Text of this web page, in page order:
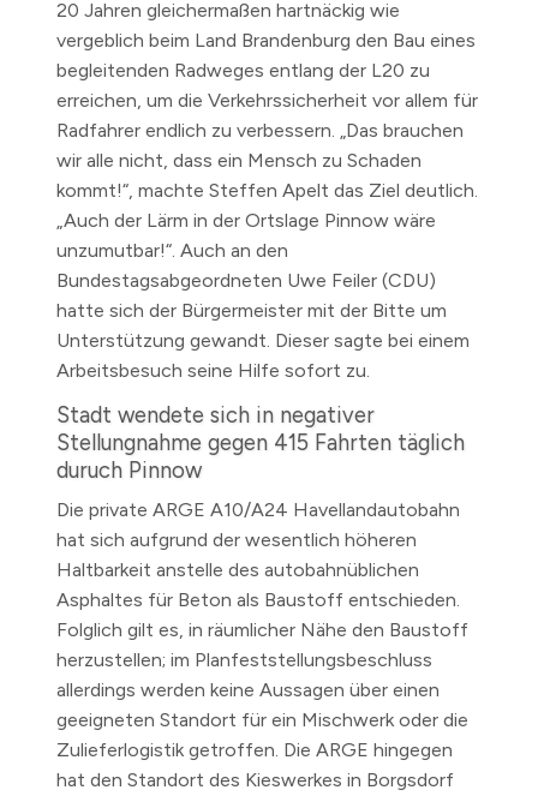
20 Jahren gleichermaßen hartnäckig wie
vergeblich beim Land Brandenburg den Bau eines
begleitenden Radweges entlang der L20 zu
erreichen, um die Verkehrssicherheit vor allem für
Radfahrer endlich zu verbessern. „Das brauchen
wir alle nicht, dass ein Mensch zu Schaden
kommt!“, machte Steffen Apelt das Ziel deutlich.
„Auch der Lärm in der Ortslage Pinnow wäre
unzumutbar!“. Auch an den
Bundestagsabgeordneten Uwe Feiler (CDU)
hatte sich der Bürgermeister mit der Bitte um
Unterstützung gewandt. Dieser sagte bei einem
Arbeitsbesuch seine Hilfe sofort zu.
Stadt wendete sich in negativer
Stellungnahme gegen 415 Fahrten täglich
duruch Pinnow
Die private ARGE A10/A24 Havellandautobahn
hat sich aufgrund der wesentlich höheren
Haltbarkeit anstelle des autobahnüblichen
Asphaltes für Beton als Baustoff entschieden.
Folglich gilt es, in räumlicher Nähe den Baustoff
herzustellen; im Planfeststellungsbeschluss
allerdings werden keine Aussagen über einen
geeigneten Standort für ein Mischwerk oder die
Zulieferlogistik getroffen. Die ARGE hingegen
hat den Standort des Kieswerkes in Borgsdorf